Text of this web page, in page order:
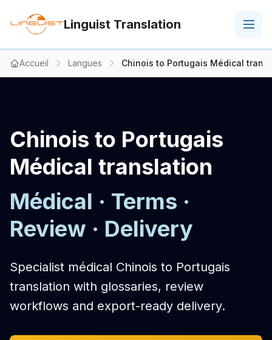
Linguist Translation
Accueil Langues Chinois to Portugais Médical
Chinois to Portugais
Médical translation
Médical · Terms ·
Review · Delivery
Specialist médical Chinois to Portugais
translation with glossaries, review
workflows and export-ready delivery.